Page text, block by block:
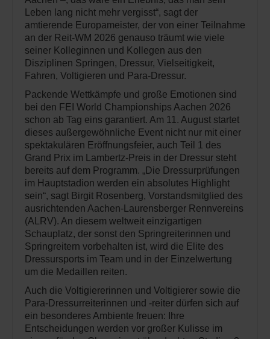
Leben lang nicht mehr vergisst“, sagt der
amtierende Europameister, der von einer Teilnahme
an der Reit-WM 2026 genauso träumt wie viele
seiner Kolleginnen und Kollegen aus den
Disziplinen Springen, Dressur, Vielseitigkeit,
Fahren, Voltigieren und Para-Dressur.
Packende Wettkämpfe und große Emotionen sind
bei den FEI World Championships Aachen 2026
schon ab Tag eins garantiert. Am 11. August startet
dieses außergewöhnliche Event nicht nur mit einer
spektakulären Eröffnungsfeier, auch Teil 1 des
Grand Prix im Lambertz-Preis in der Dressur steht
bereits auf dem Programm. „Die Dressurprüfungen
im Hauptstadion werden ein absolutes Highlight
sein“, sagt Birgit Rosenberg, Vorstandsmitglied des
ausrichtenden Aachen-Laurensberger Rennvereins
(ALRV). An diesem weltweit einzigartigen
Schauplatz, der sonst den Springreiterinnen und
Springreitern vorbehalten ist, wird die Elite des
Dressursports im Team und in der Einzelwertung
um die Medaillen reiten.
Auch die Voltigiererinnen und Voltigierer sowie die
Para-Dressurreiterinnen und -reiter dürfen sich auf
ein besonderes Ambiente freuen: Ihre
Entscheidungen werden vor großer Kulisse im